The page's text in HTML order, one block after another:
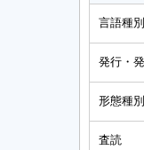
言語種別
発行・
形態種別
査読